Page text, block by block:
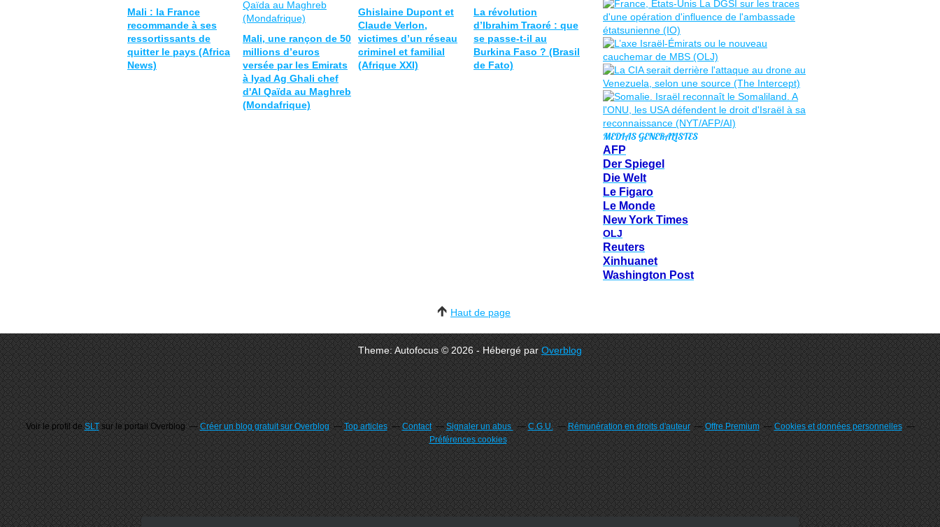
Mali : la France
recommande à ses
ressortissants de
quitter le pays (Africa
News)
Mali, une rançon de 50
millions d’euros
versée par les Emirats
à Iyad Ag Ghali chef
d'Al Qaïda au Maghreb
(Mondafrique)
Ghislaine Dupont et
Claude Verlon,
victimes d’un réseau
criminel et familial
(Afrique XXI)
La révolution
d’Ibrahim Traoré : que
se passe-t-il au
Burkina Faso ? (Brasil
de Fato)
MEDIAS GENERALISTES
AFP
Der Spiegel
Die Welt
Le Figaro
Le Monde
New York Times
OLJ
Reuters
Xinhuanet
Washington Post
Haut de page
Theme: Autofocus © 2026 - Hébergé parOverblog
Voir le profil deSLTsur le portail Overblog Créer un blog gratuit sur Overblog Top articles Contact Signaler un abus C.G.U. Rémunération en droits d'auteur Offre Premium
Cookies et données personnelles
Préférences cookies